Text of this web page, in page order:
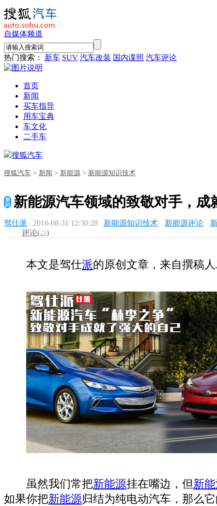
自媒体频道
热门搜索： 新车 SUV 汽车改装 国内谍照 汽车评论
首页
新闻
买车指导
用车宝典
车文化
二手车
搜狐汽车
搜狐汽车 > 新闻 > 新能源 > 新能源知识技术
新能源汽车领域的致敬对手，成
驾仕派 2016-08-31 12:30:28 新能源知识技术 新能源评论
评论(
)
本文是驾仕派的原创文章，来自撰稿人
虽然我们常把新能源挂在嘴边，但新
如果你把新能源归结为纯电动汽车，那么